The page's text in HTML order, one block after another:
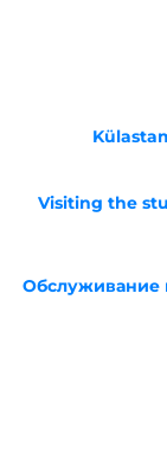
Visiting the
Обслуживание